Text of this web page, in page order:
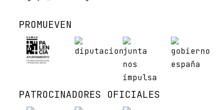
PROMUEVEN
PATROCINADORES OFICIALES